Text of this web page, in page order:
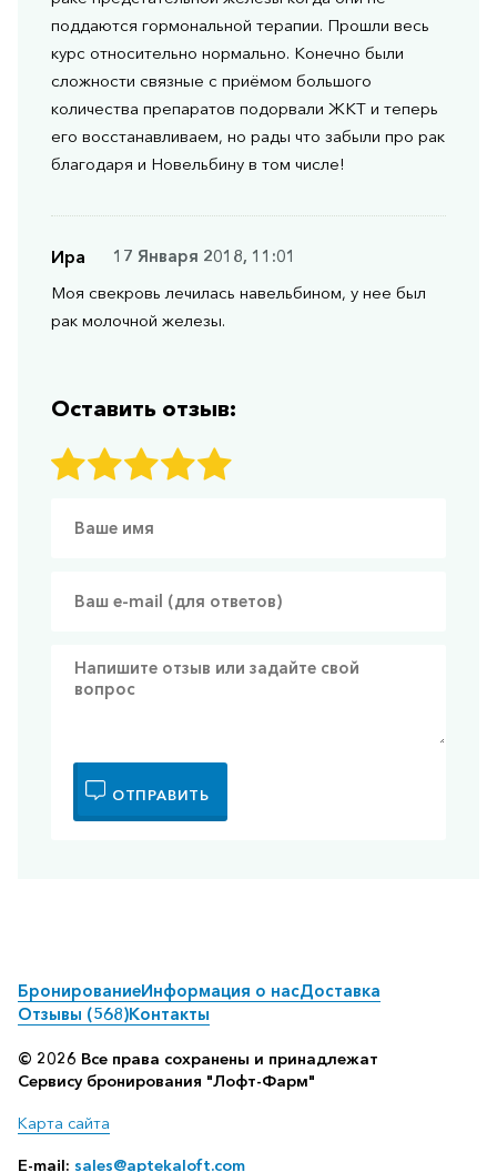
поддаются гормональной терапии. Прошли весь
курс относительно нормально. Конечно были
сложности связные с приёмом большого
количества препаратов подорвали ЖКТ и теперь
его восстанавливаем, но рады что забыли про рак
благодаря и Новельбину в том числе!
Ира
17 Января 2018, 11:01
Моя свекровь лечилась навельбином, у нее был
рак молочной железы.
Оставить отзыв:
ОТПРАВИТЬ
БронированиеИнформация о насДоставка
Отзывы (568)Контакты
© 2026 Все права сохранены и принадлежат
Сервису бронирования "Лофт-Фарм"
Карта сайта
E-mail: sales@aptekaloft.com